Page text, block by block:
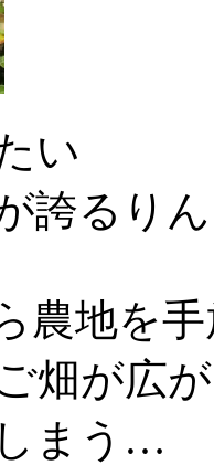
い
誇るり
農地を
畑が広
まう…